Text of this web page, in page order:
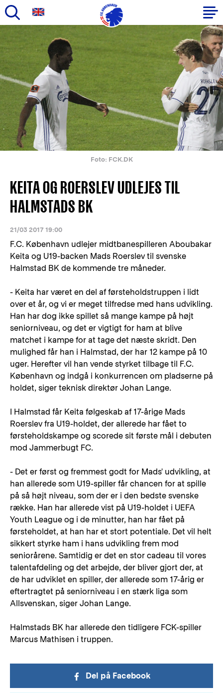
Gå
til
hovedindhold
Primær
navigation
Foto: FCK.DK
KEITA OG ROERSLEV UDLEJES TIL
HALMSTADS BK
21/03 2017 19:00
F.C. København udlejer midtbanespilleren Aboubakar
Keita og U19-backen Mads Roerslev til svenske
Halmstad BK de kommende tre måneder.
- Keita har været en del af førsteholdstruppen i lidt
over et år, og vi er meget tilfredse med hans udvikling.
Han har dog ikke spillet så mange kampe på højt
seniorniveau, og det er vigtigt for ham at blive
matchet i kampe for at tage det næste skridt. Den
mulighed får han i Halmstad, der har 12 kampe på 10
uger. Herefter vil han vende styrket tilbage til F.C.
København og indgå i konkurrencen om pladserne på
holdet, siger teknisk direktør Johan Lange.
I Halmstad får Keita følgeskab af 17-årige Mads
Roerslev fra U19-holdet, der allerede har fået to
førsteholdskampe og scorede sit første mål i debuten
mod Jammerbugt FC.
- Det er først og fremmest godt for Mads' udvikling, at
han allerede som U19-spiller får chancen for at spille
på så højt niveau, som der er i den bedste svenske
række. Han har allerede vist på U19-holdet i UEFA
Youth League og i de minutter, han har fået på
førsteholdet, at han har et stort potentiale. Det vil helt
sikkert styrke ham i hans udvikling frem mod
seniorårene. Samtidig er det en stor cadeau til vores
talentafdeling og det arbejde, der bliver gjort der, at
de har udviklet en spiller, der allerede som 17-årig er
eftertragtet på seniorniveau i en stærk liga som
Allsvenskan, siger Johan Lange.
Halmstads BK har allerede den tidligere FCK-spiller
Marcus Mathisen i truppen.
Del på Facebook